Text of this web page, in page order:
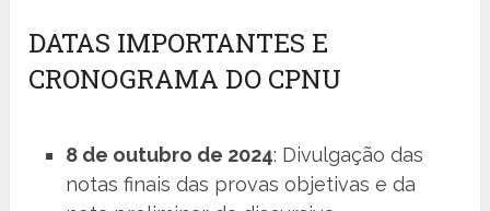
DATAS IMPORTANTES E
CRONOGRAMA DO CPNU
8 de outubro de 2024: Divulgação das
notas finais das provas objetivas e da